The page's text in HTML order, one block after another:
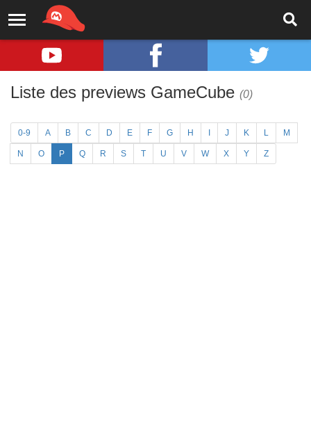
Liste des previews GameCube (0)
0-9 A B C D E F G H J K L M
N O P Q R S T U V W X Y Z